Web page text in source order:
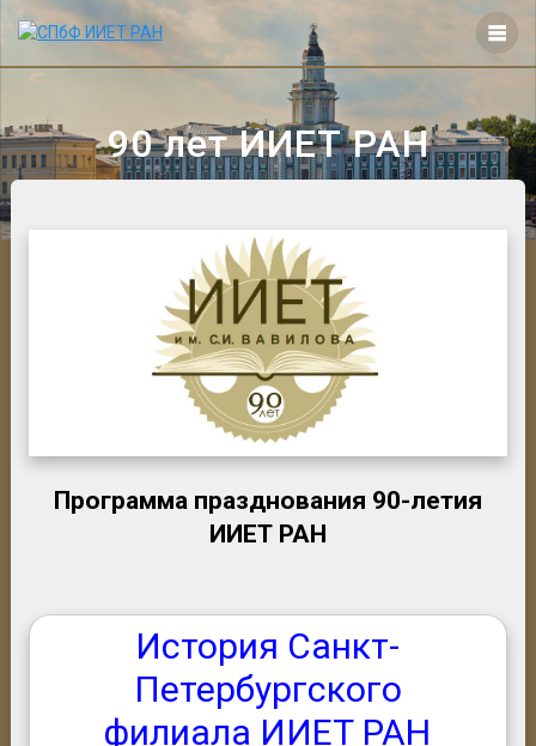
контенту
90 лет ИИЕТ РАН
Программа празднования 90-летия
ИИЕТ РАН
История Санкт-
Петербургского
филиала ИИЕТ РАН